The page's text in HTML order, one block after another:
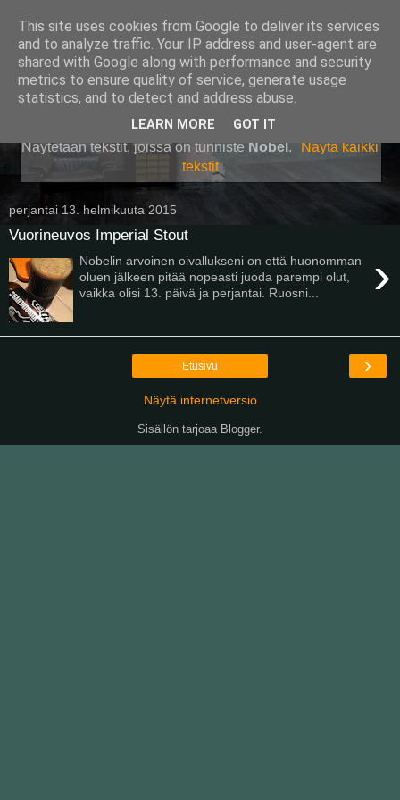
Pullollinen
Näytetään tekstit, joissa on tunniste Nobel.
Näytä kaikki
tekstit
perjantai 13. helmikuuta 2015
Vuorineuvos Imperial Stout
›
Nobelin arvoinen oivallukseni on että huonomman
oluen jälkeen pitää nopeasti juoda parempi olut,
vaikka olisi 13. päivä ja perjantai. Ruosni...
›
Etusivu
Näytä internetversio
Sisällön tarjoaa Blogger.
This site uses cookies from Google to deliver its services
and to analyze traffic. Your IP address and user-agent are
shared with Google along with performance and security
metrics to ensure quality of service, generate usage
statistics, and to detect and address abuse.
LEARN MORE GOT IT